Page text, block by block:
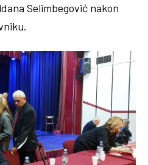
Selimbegović nakon